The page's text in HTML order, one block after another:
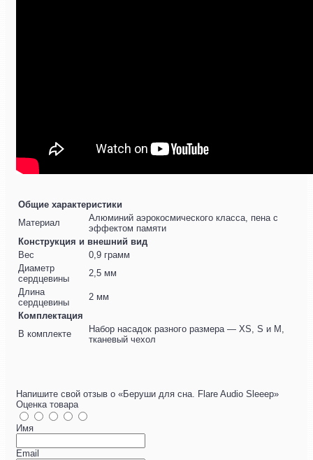
Общие характеристики
Материал
Алюминий аэрокосмического класса, пена с
эффектом памяти
Конструкция и внешний вид
Вес
0,9 грамм
Диаметр
сердцевины
2,5 мм
Длина
сердцевины
2 мм
Комплектация
В комплекте
Набор насадок разного размера — XS, S и M,
тканевый чехол
Напишите свой отзыв о «Беруши для сна. Flare Audio Sleeep»
Оценка товара
Имя
Email